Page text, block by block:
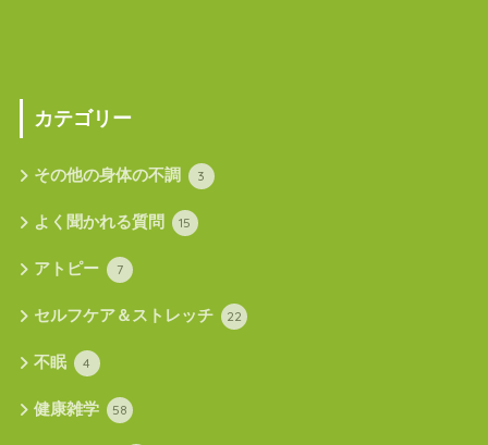
カテゴリー
その他の身体の不調 3
よく聞かれる質問 15
アトピー 7
セルフケア＆ストレッチ 22
不眠 4
健康雑学 58